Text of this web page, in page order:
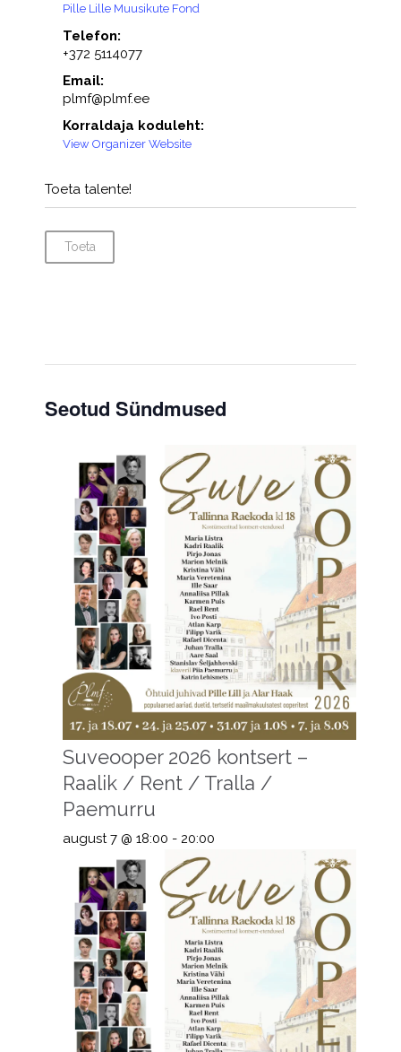
Pille Lille Muusikute Fond
Telefon:
+372 5114077
Email:
plmf@plmf.ee
Korraldaja koduleht:
View Organizer Website
Toeta talente!
Toeta
Seotud Sündmused
Suveooper 2026 kontsert –
Raalik / Rent / Tralla /
Paemurru
august 7 @ 18:00 - 20:00